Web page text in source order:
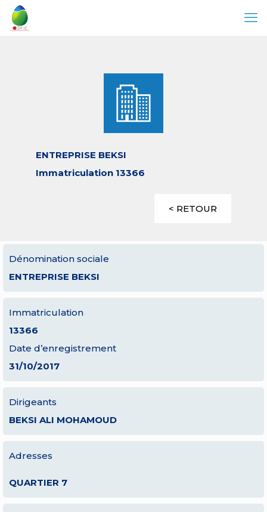
ENTREPRISE BEKSI
Immatriculation 13366
< RETOUR
Dénomination sociale
ENTREPRISE BEKSI
Immatriculation
13366
Date d’enregistrement
31/10/2017
Dirigeants
BEKSI ALI MOHAMOUD
Adresses
QUARTIER 7